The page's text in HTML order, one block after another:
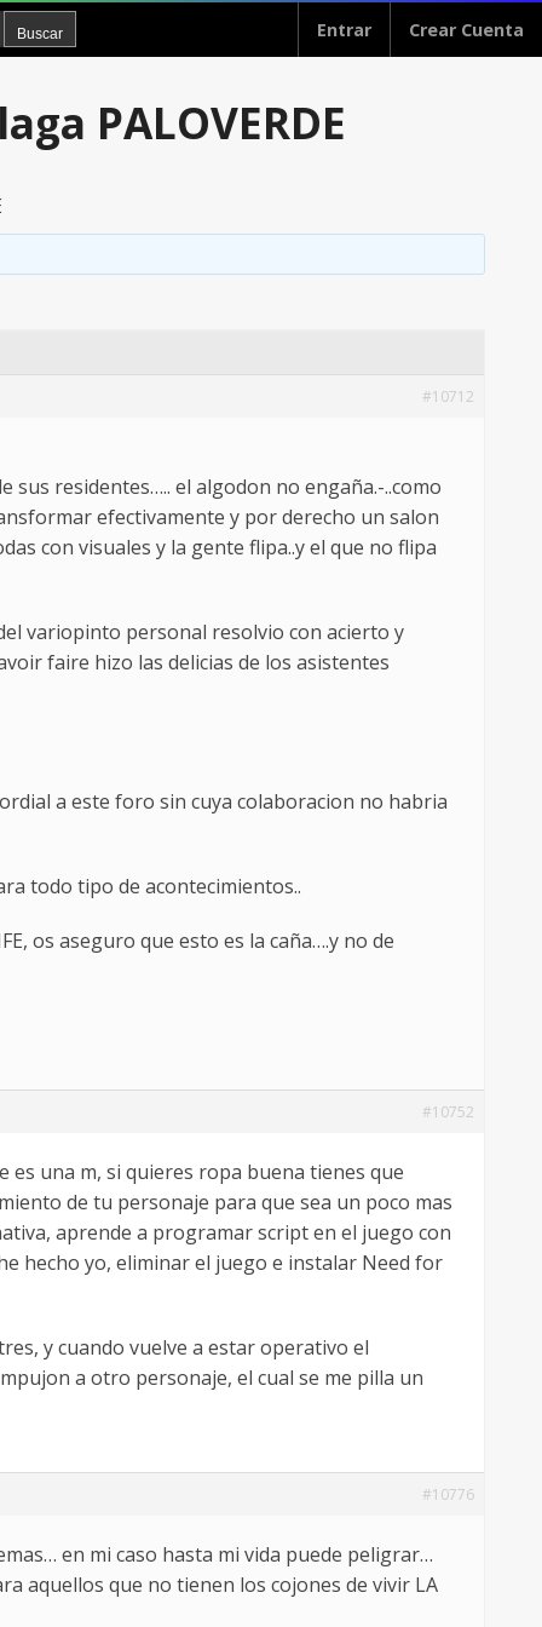
Entrar Crear Cuenta
PALOVERDE
#10712
sus residentes….. el algodon no engaña.-..como
efectivamente y por derecho un salon
con visuales y la gente flipa..y el que no flipa
variopinto personal resolvio con acierto y
faire hizo las delicias de los asistentes
a este foro sin cuya colaboracion no habria
todo tipo de acontecimientos..
os aseguro que esto es la caña….y no de
#10752
es una m, si quieres ropa buena tienes que
de tu personaje para que sea un poco mas
aprende a programar script en el juego con
hecho yo, eliminar el juego e instalar Need for
y cuando vuelve a estar operativo el
a otro personaje, el cual se me pilla un
#10776
en mi caso hasta mi vida puede peligrar…
aquellos que no tienen los cojones de vivir LA